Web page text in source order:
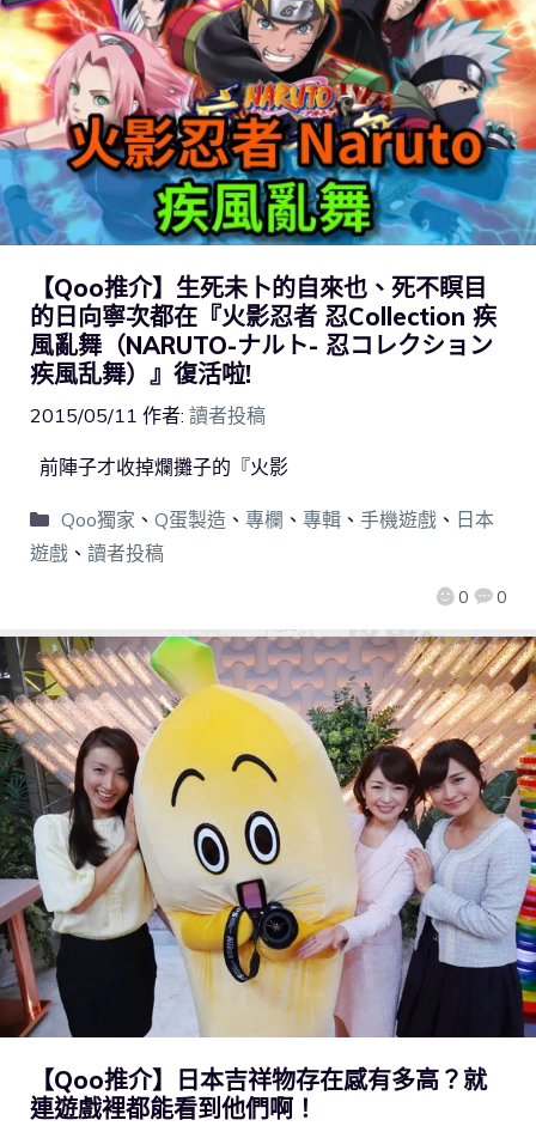
【Qoo推介】生死未卜的自來也、死不瞑目
的日向寧次都在『火影忍者 忍Collection 疾
風亂舞（NARUTO-ナルト- 忍コレクション
疾風乱舞）』復活啦!
2015/05/11 作者: 讀者投稿
0 0
前陣子才收掉爛攤子的『火影
Qoo獨家 、 Q蛋製造 、 專欄 、 專輯、 手機遊戲、 日本
遊戲 、 讀者投稿
【Qoo推介】日本吉祥物存在感有多高？就
連遊戲裡都能看到他們啊！